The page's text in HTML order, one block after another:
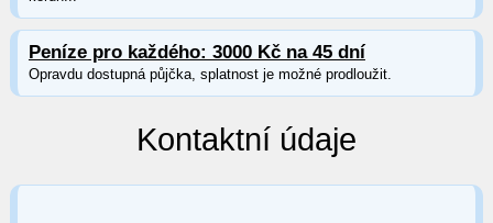
Peníze pro každého: 3000 Kč na 45 dní
Opravdu dostupná půjčka, splatnost je možné prodloužit.
Kontaktní údaje